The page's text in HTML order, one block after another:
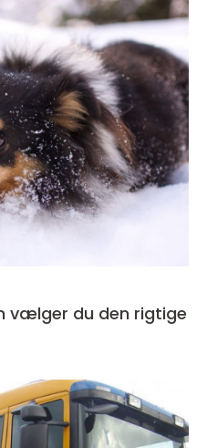
vælger du den rigtige